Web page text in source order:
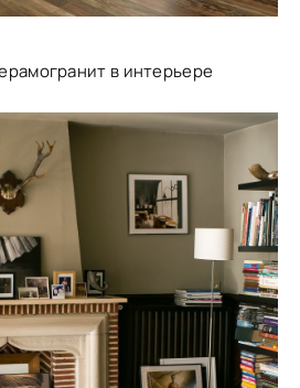
в интерьере